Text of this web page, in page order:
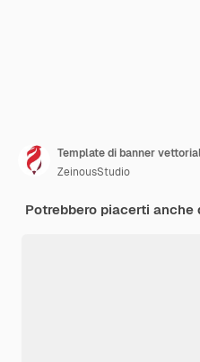
ZeinousStudio
Potrebbero piacerti